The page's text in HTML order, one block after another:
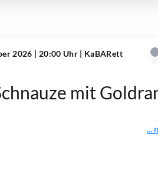
2026 | 20:00 Uhr | KaBARett
mit
...